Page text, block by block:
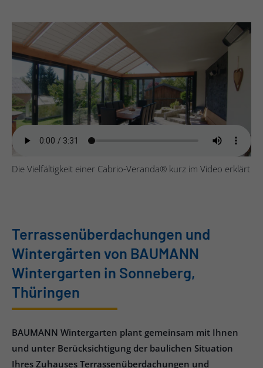
Die Vielfältigkeit einer Cabrio-Veranda® kurz im Video erklärt
Terrassenüberdachungen und
Wintergärten von BAUMANN
Wintergarten in Sonneberg,
Thüringen
BAUMANN Wintergarten plant gemeinsam mit Ihnen
und unter Berücksichtigung der baulichen Situation
Ihres Zuhauses Terrassenüberdachungen und